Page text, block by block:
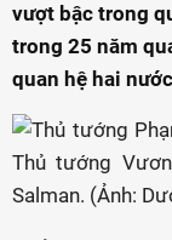
vượt bậc trong
trong 25 năm
quan hệ hai